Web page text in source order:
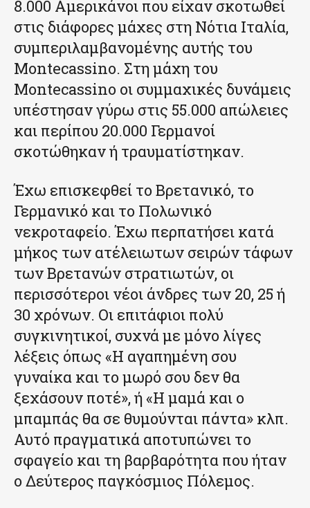
8.000 Αμερικάνοι που είχαν σκοτωθεί
στις διάφορες μάχες στη Νότια Ιταλία,
συμπεριλαμβανομένης αυτής του
Montecassino. Στη μάχη του
Montecassino οι συμμαχικές δυνάμεις
υπέστησαν γύρω στις 55.000 απώλειες
και περίπου 20.000 Γερμανοί
σκοτώθηκαν ή τραυματίστηκαν.
Έχω επισκεφθεί το Βρετανικό, το
Γερμανικό και το Πολωνικό
νεκροταφείο. Έχω περπατήσει κατά
μήκος των ατέλειωτων σειρών τάφων
των Βρετανών στρατιωτών, οι
περισσότεροι νέοι άνδρες των 20, 25 ή
30 χρόνων. Οι επιτάφιοι πολύ
συγκινητικοί, συχνά με μόνο λίγες
λέξεις όπως «Η αγαπημένη σου
γυναίκα και το μωρό σου δεν θα
ξεχάσουν ποτέ», ή «Η μαμά και ο
μπαμπάς θα σε θυμούνται πάντα» κλπ.
Αυτό πραγματικά αποτυπώνει το
σφαγείο και τη βαρβαρότητα που ήταν
ο Δεύτερος παγκόσμιος Πόλεμος.